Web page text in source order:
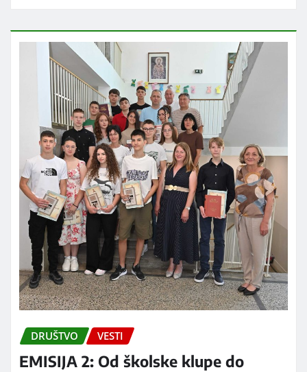
DRUŠTVO VESTI
EMISIJA 2: Od školske klupe do